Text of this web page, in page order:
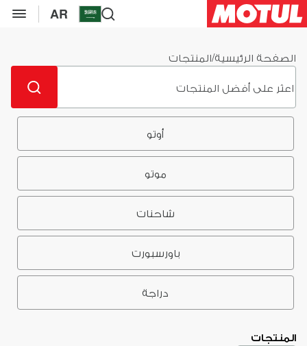
AR
الصفحة الرئيسية/المنتجات
أوتو
موتو
شاحنات
باورسبورت
دراجة
المنتجات